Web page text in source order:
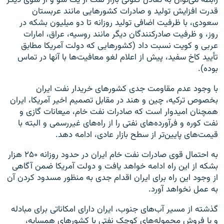
قدرت افزایش تولید و صادرات کشورهایی مانند عربستان
سعودی، با ظرفیت اضافی تولید روزانه تا دو میلیون بشکه در
روز، و ظرفیت صادرکنندگان دیگر مانند روسیه، عراق، امارات
عربی و کویت نسبت داد (کشورهایی که دولت آمریکا مطابق
تأیید کاخ سفید، پیش از اعلام لغو معافیت‌ها با آنها در تماس
بوده).
با وجود عدم مقاومت جدی کشورهای خریدار نفت ایران
بخصوص ترکیه، چین و هند در مقابل تصمیم اخیر آمریکا، ایران
همچنان امیدوار است که صادرات نفت خام، میعانات گازی و
نفت کوره و فرآورده‌های نفتی را از راه‌های غیررسمی و البته با
قیمت‌های پایین‌تر از سطح بازار عادی، ادامه دهد.
به احتمال قوی صادرات نفت خام ایران در حدود روزانه ۲۵۰ هزار
بشکه از این راه ادامه خواهد یافت و دولت آمریکا ضمن آگاهی
از وجود این راه برای ایران اقدام جدی به منظور مسدود کردن آن
به عمل نخواهد آورد.
گذشته از مسیر آب‌های جنوب، ایران دارای امکاناتی برای مبادله
و یا فروش محموله‌های کوچک نفتی با کشورهای همسایه،